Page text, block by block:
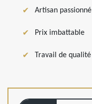
Artisan passionné
Prix imbattable
Travail de qualité